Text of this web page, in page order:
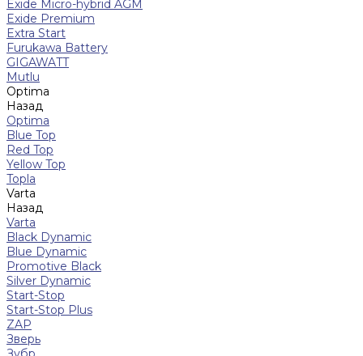
Exide Micro-hybrid AGM
Exide Premium
Extra Start
Furukawa Battery
GIGAWATT
Mutlu
Optima
Назад
Optima
Blue Top
Red Top
Yellow Top
Topla
Varta
Назад
Varta
Black Dynamic
Blue Dynamic
Promotive Black
Silver Dynamic
Start-Stop
Start-Stop Plus
ZAP
Зверь